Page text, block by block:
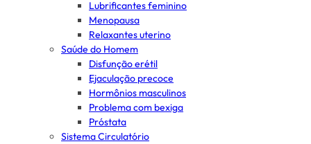
Lubrificantes feminino
Menopausa
Relaxantes uterino
Saúde do Homem
Disfunção erétil
Ejaculação precoce
Hormônios masculinos
Problema com bexiga
Próstata
Sistema Circulatório